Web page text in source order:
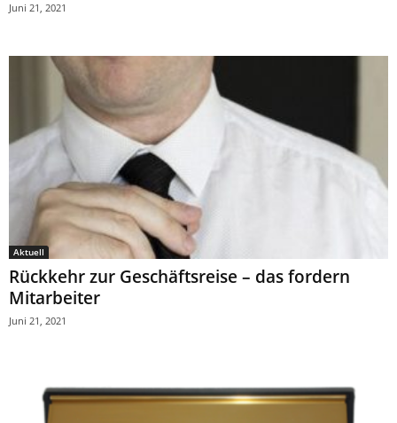
Juni 21, 2021
Aktuell
Rückkehr zur Geschäftsreise – das fordern
Mitarbeiter
Juni 21, 2021